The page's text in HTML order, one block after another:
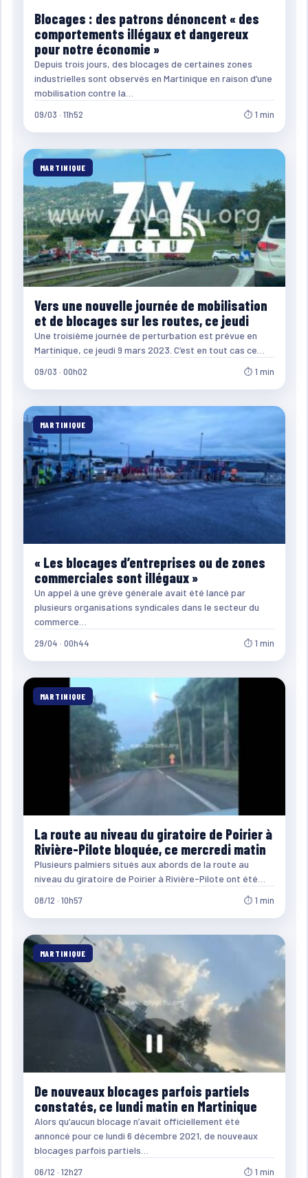
Blocages : des patrons dénoncent « des
comportements illégaux et dangereux
pour notre économie »
Depuis trois jours, des blocages de certaines zones
industrielles sont observés en Martinique en raison d’une
mobilisation contre la…
09/03 · 11h52 ⏱ 1 min
MARTINIQUE
Vers une nouvelle journée de mobilisation
et de blocages sur les routes, ce jeudi
Une troisième journée de perturbation est prévue en
Martinique, ce jeudi 9 mars 2023. C’est en tout cas ce…
09/03 · 00h02 ⏱ 1 min
MARTINIQUE
« Les blocages d’entreprises ou de zones
commerciales sont illégaux »
Un appel à une grève générale avait été lancé par
plusieurs organisations syndicales dans le secteur du
commerce…
29/04 · 00h44 ⏱ 1 min
MARTINIQUE
La route au niveau du giratoire de Poirier à
Rivière-Pilote bloquée, ce mercredi matin
Plusieurs palmiers situés aux abords de la route au
niveau du giratoire de Poirier à Rivière-Pilote ont été…
08/12 · 10h57 ⏱ 1 min
MARTINIQUE
De nouveaux blocages parfois partiels
constatés, ce lundi matin en Martinique
Alors qu’aucun blocage n’avait officiellement été
annoncé pour ce lundi 6 décembre 2021, de nouveaux
blocages parfois partiels…
06/12 · 12h27 ⏱ 1 min